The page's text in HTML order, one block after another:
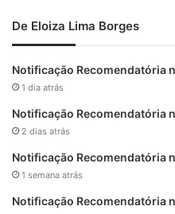
De Eloiza Lima Borges
Notificação Recomendatória
1 dia atrás
Notificação Recomendatória
2 dias atrás
Notificação Recomendatória
1 semana atrás
Notificação Recomendatória